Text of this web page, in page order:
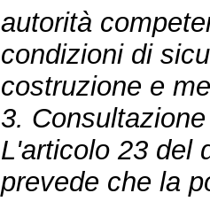
autorità
condizioni di
costruzione e
3.
L'articolo 23 del
prevede che la